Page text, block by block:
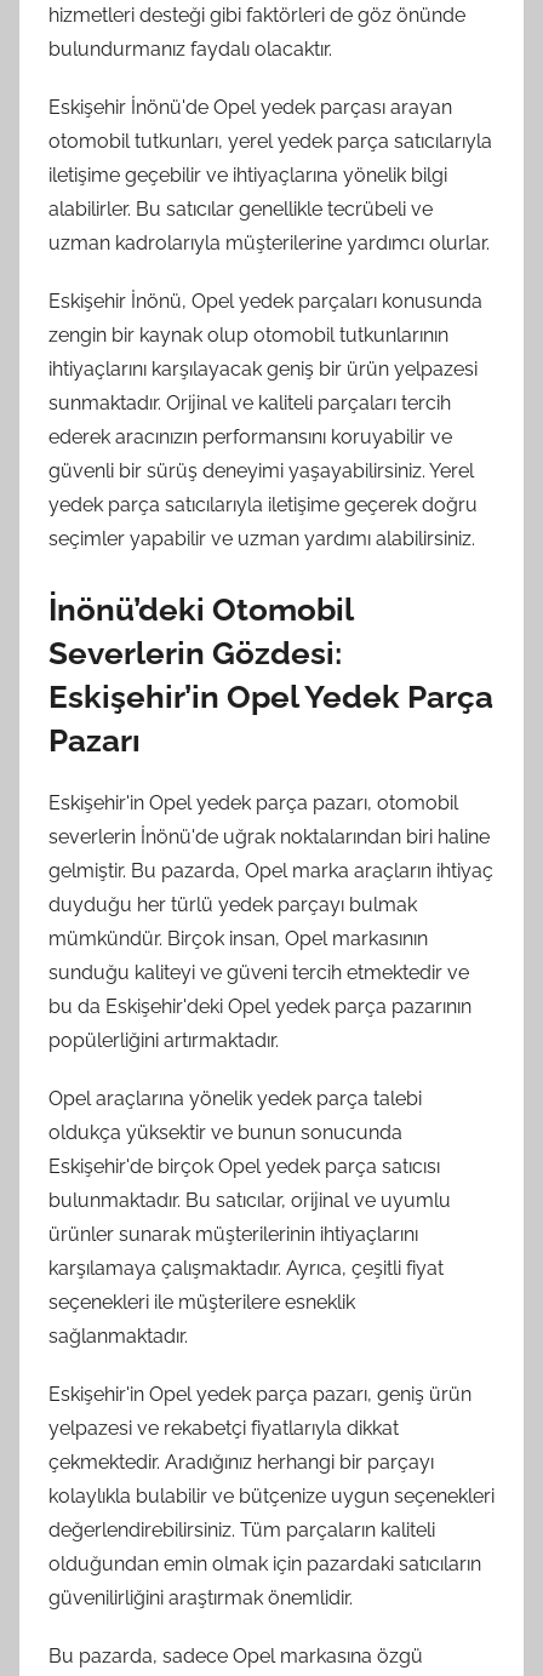
hizmetleri desteği gibi faktörleri de göz önünde
bulundurmanız faydalı olacaktır.
Eskişehir İnönü'de Opel yedek parçası arayan
otomobil tutkunları, yerel yedek parça satıcılarıyla
iletişime geçebilir ve ihtiyaçlarına yönelik bilgi
alabilirler. Bu satıcılar genellikle tecrübeli ve
uzman kadrolarıyla müşterilerine yardımcı olurlar.
Eskişehir İnönü, Opel yedek parçaları konusunda
zengin bir kaynak olup otomobil tutkunlarının
ihtiyaçlarını karşılayacak geniş bir ürün yelpazesi
sunmaktadır. Orijinal ve kaliteli parçaları tercih
ederek aracınızın performansını koruyabilir ve
güvenli bir sürüş deneyimi yaşayabilirsiniz. Yerel
yedek parça satıcılarıyla iletişime geçerek doğru
seçimler yapabilir ve uzman yardımı alabilirsiniz.
İnönü’deki Otomobil
Severlerin Gözdesi:
Eskişehir’in Opel Yedek Parça
Pazarı
Eskişehir'in Opel yedek parça pazarı, otomobil
severlerin İnönü'de uğrak noktalarından biri haline
gelmiştir. Bu pazarda, Opel marka araçların ihtiyaç
duyduğu her türlü yedek parçayı bulmak
mümkündür. Birçok insan, Opel markasının
sunduğu kaliteyi ve güveni tercih etmektedir ve
bu da Eskişehir'deki Opel yedek parça pazarının
popülerliğini artırmaktadır.
Opel araçlarına yönelik yedek parça talebi
oldukça yüksektir ve bunun sonucunda
Eskişehir'de birçok Opel yedek parça satıcısı
bulunmaktadır. Bu satıcılar, orijinal ve uyumlu
ürünler sunarak müşterilerinin ihtiyaçlarını
karşılamaya çalışmaktadır. Ayrıca, çeşitli fiyat
seçenekleri ile müşterilere esneklik
sağlanmaktadır.
Eskişehir'in Opel yedek parça pazarı, geniş ürün
yelpazesi ve rekabetçi fiyatlarıyla dikkat
çekmektedir. Aradığınız herhangi bir parçayı
kolaylıkla bulabilir ve bütçenize uygun seçenekleri
değerlendirebilirsiniz. Tüm parçaların kaliteli
olduğundan emin olmak için pazardaki satıcıların
güvenilirliğini araştırmak önemlidir.
Bu pazarda, sadece Opel markasına özgü